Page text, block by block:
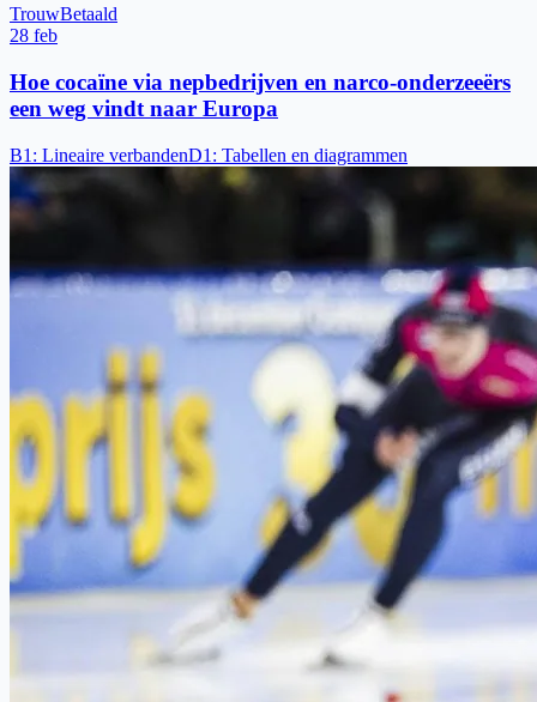
TrouwBetaald
28 feb
Hoe cocaïne via nepbedrijven en narco-onderzeeërs
een weg vindt naar Europa
B1 : Lineaire verbandenD1 : Tabellen en diagrammen